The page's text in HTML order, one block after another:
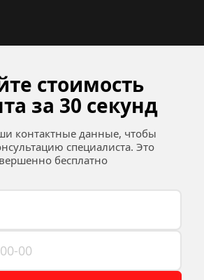
стоимость
за 30 секунд
контактные данные, чтобы
специалиста. Это
бесплатно